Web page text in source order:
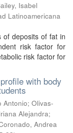
Isabel
Latinoamericana
of deposits of fat in
risk factor for
risk factor for
with body
Antonio; Olivas-
Alejandra;
Andrea